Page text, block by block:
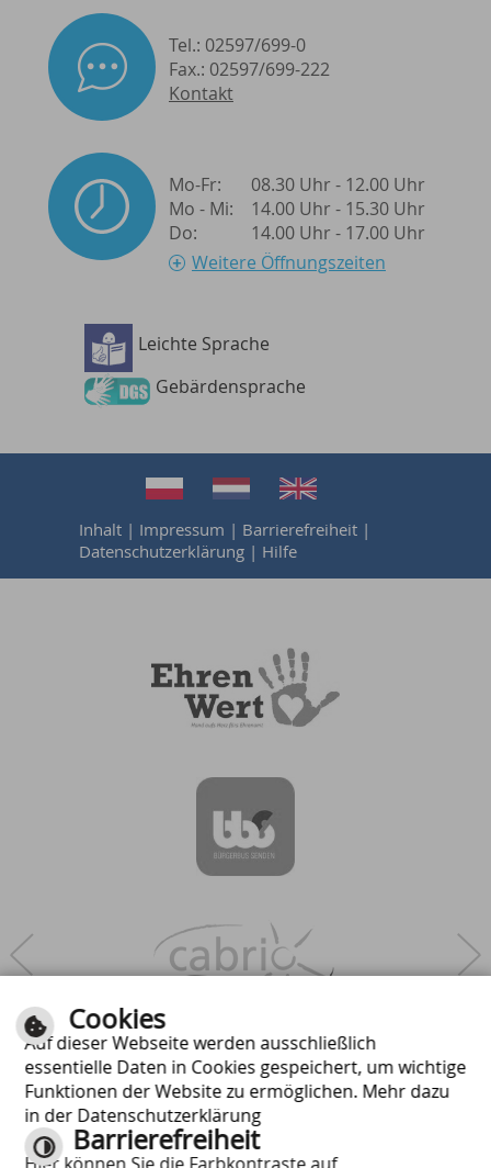
Tel.: 02597/699-0
Fax.: 02597/699-222
Kontakt
Mo-Fr:
Mo - Mi:
Do:
08.30 Uhr - 12.00 Uhr
14.00 Uhr - 15.30 Uhr
14.00 Uhr - 17.00 Uhr
Weitere Öffnungszeiten
Barrierefreiheit
Leichte Sprache
Gebärdensprache
Inhalt| Impressum | Barrierefreiheit|
Datenschutzerklärung| Hilfe
Cookies
Auf dieser Webseite werden ausschließlich
essentielle Daten in Cookies gespeichert, um wichtige
Funktionen der Website zu ermöglichen. Mehr dazu
in der Datenschutzerklärung
Barrierefreiheit